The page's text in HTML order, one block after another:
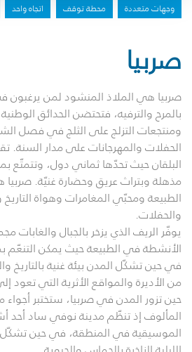
وجهات متعددة محطة توقف اتجاه واحد
صربيا
صربيا هي الملاذ المنشود لمن
بالمرح والترفيه، فتحتضن الحدائق
ومنتجعات التزلج على الثلج في فصل
الحفلات والمهرجانات على مدار السنة.
البلقان حيث تحدّها ثماني دول، وتتمتّع
مذهلة وبتراث عريق وحضارة غنيّة.
الطبيعة ومحبّي المغامرات وهواة
والحفلات.
يوفّر الريف الذي يزخر بالجبال والغابات
الأنشطة في الطبيعة حيث يمكن التنعّم
في حين تشكّل المدن بيئة غنية بالتاريخ
من الأديرة والمواقع الأثرية التي
حين تزور المدن في صربيا، ستختبر أجواء
المألوف إذ تنظّم مدينة نوفي ساد أحد
الموسيقية في المنطقة، في حين تشكّل